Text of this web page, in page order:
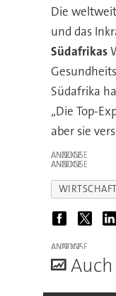
Die
und das
Südafrikas
Südafrika
„Die Top-
aber sie
ANZEIGE
ANZEIGE
ANZEIGE
A